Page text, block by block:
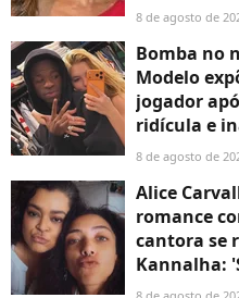
8 de agosto de
Bomba no
Modelo
jogador
ridícula e
8 de agosto de
Alice
romance
cantora se
Kannalha: